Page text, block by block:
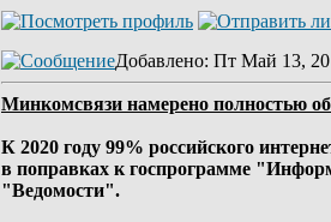
Добавлено: Пт Май 13,
Минкомсвязи намерено полностью
К 2020 году 99% российского
в поправках к госпрограмме
"Ведомости".